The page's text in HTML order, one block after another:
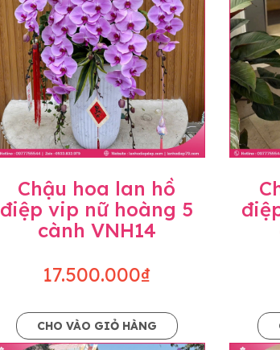
Chậu hoa lan hồ
điệp vip nữ hoàng 5
cành VNH14
17.500.000₫
CHO VÀO GIỎ HÀNG